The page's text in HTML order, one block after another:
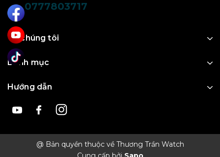
0777803717
Về chúng tôi
Danh mục
Hướng dẫn
@ Bản quyền thuộc về Thương Trần Watch